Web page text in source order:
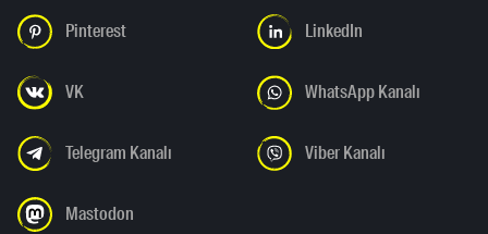
Pinterest LinkedIn
VK WhatsApp Kanalı
Telegram Kanalı Viber Kanalı
Mastodon